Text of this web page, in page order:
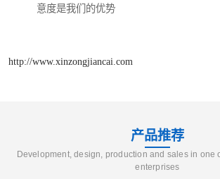
意度是我们的优势
http://www.xinzongjiancai.com
产品推荐
Development, design, production and sales in one
enterprises